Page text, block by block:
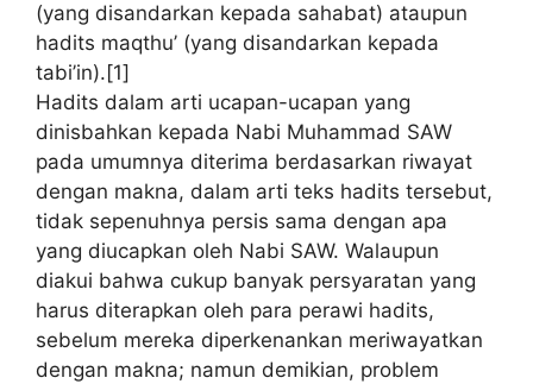
(yang disandarkan kepada sahabat) ataupun
hadits maqthu’ (yang disandarkan kepada
tabi’in).[1]
Hadits dalam arti ucapan-ucapan yang
dinisbahkan kepada Nabi Muhammad SAW
pada umumnya diterima berdasarkan riwayat
dengan makna, dalam arti teks hadits tersebut,
tidak sepenuhnya persis sama dengan apa
yang diucapkan oleh Nabi SAW. Walaupun
diakui bahwa cukup banyak persyaratan yang
harus diterapkan oleh para perawi hadits,
sebelum mereka diperkenankan meriwayatkan
dengan makna; namun demikian, problem